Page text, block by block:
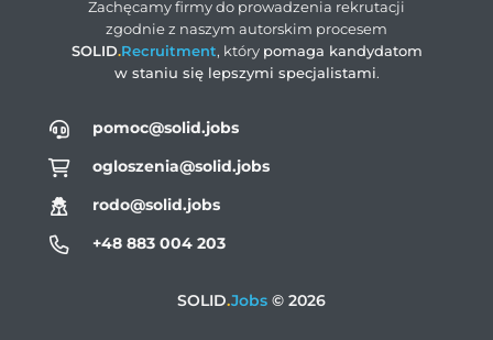
pomoc@solid.jobs
ogloszenia@solid.jobs
rodo@solid.jobs
+48 883 004 203
SOLID.Jobs© 2026
Zachęcamy firmy do prowadzenia rekrutacji
zgodnie z naszym autorskim procesem
SOLID.Recruitment, który pomaga kandydatom
w staniu się lepszymi specjalistami.